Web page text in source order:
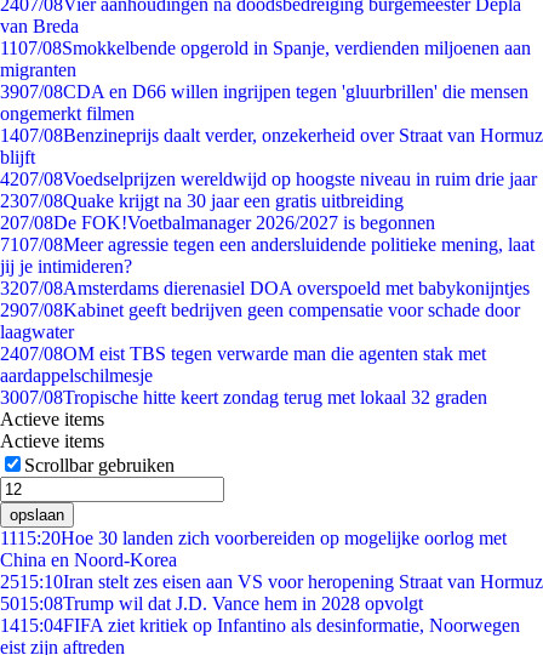
2407/08Vier aanhoudingen na doodsbedreiging burgemeester Depla
van Breda
1107/08Smokkelbende opgerold in Spanje, verdienden miljoenen aan
migranten
3907/08CDA en D66 willen ingrijpen tegen 'gluurbrillen' die mensen
ongemerkt filmen
1407/08Benzineprijs daalt verder, onzekerheid over Straat van Hormuz
blijft
4207/08Voedselprijzen wereldwijd op hoogste niveau in ruim drie jaar
2307/08Quake krijgt na 30 jaar een gratis uitbreiding
207/08De FOK!Voetbalmanager 2026/2027 is begonnen
7107/08Meer agressie tegen een andersluidende politieke mening, laat
jij je intimideren?
3207/08Amsterdams dierenasiel DOA overspoeld met babykonijntjes
2907/08Kabinet geeft bedrijven geen compensatie voor schade door
laagwater
2407/08OM eist TBS tegen verwarde man die agenten stak met
aardappelschilmesje
3007/08Tropische hitte keert zondag terug met lokaal 32 graden
Actieve items
Actieve items
Scrollbar gebruiken
opslaan
1115:20Hoe 30 landen zich voorbereiden op mogelijke oorlog met
China en Noord-Korea
2515:10Iran stelt zes eisen aan VS voor heropening Straat van Hormuz
5015:08Trump wil dat J.D. Vance hem in 2028 opvolgt
1415:04FIFA ziet kritiek op Infantino als desinformatie, Noorwegen
eist zijn aftreden